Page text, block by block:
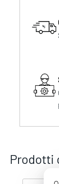
Prodotti